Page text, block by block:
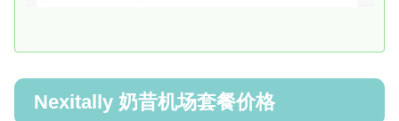
Nexitally 奶昔机场套餐价格